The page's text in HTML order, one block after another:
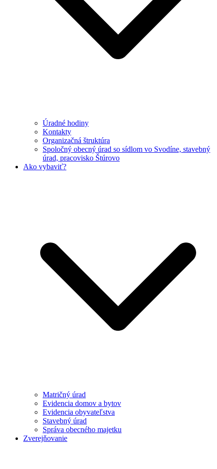
Úradné hodiny
Kontakty
Organizačná štruktúra
Spoločný obecný úrad so sídlom vo Svodíne, stavebný
úrad, pracovisko Štúrovo
Ako vybaviť?
Matričný úrad
Evidencia domov a bytov
Evidencia obyvateľstva
Stavebný úrad
Správa obecného majetku
Zverejňovanie